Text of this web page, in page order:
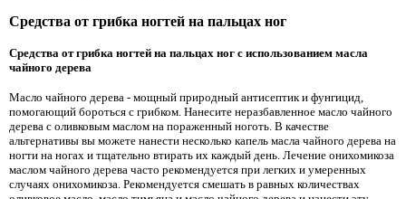
Средства от грибка ногтей на пальцах ног
Средства от грибка ногтей на пальцах ног с использованием масла
чайного дерева
Масло чайного дерева - мощный природный антисептик и фунгицид,
помогающий бороться с грибком. Нанесите неразбавленное масло чайного
дерева с оливковым маслом на пораженный ноготь. В качестве
альтернативы вы можете нанести несколько капель масла чайного дерева на
ногти на ногах и тщательно втирать их каждый день. Лечение онихомикоза
маслом чайного дерева часто рекомендуется при легких и умеренных
случаях онихомикоза. Рекомендуется смешать в равных количествах